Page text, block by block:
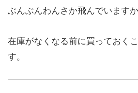
ぶんぶんわんさか飛んでいますか
在庫がなくなる前に買っておく
す。